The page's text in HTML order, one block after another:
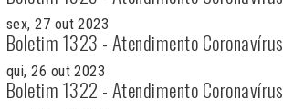
sex, 27 out 2023
Boletim 1323 - Atendimento Coronavírus
qui, 26 out 2023
Boletim 1322 - Atendimento Coronavírus